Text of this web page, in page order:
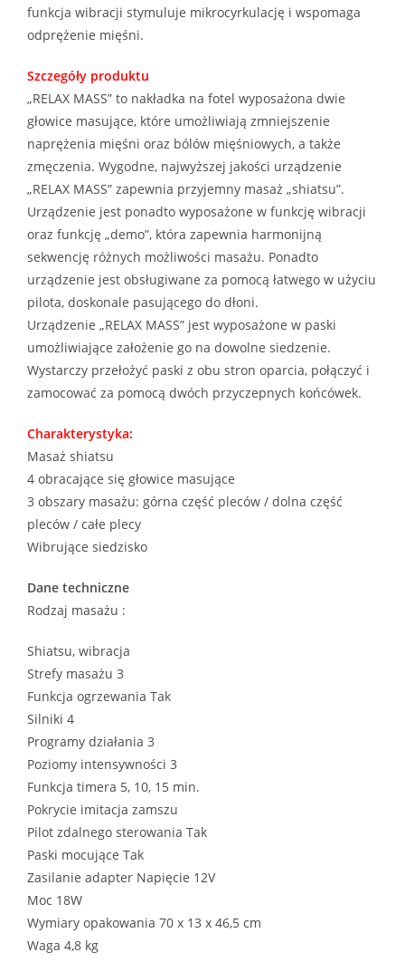
funkcja wibracji stymuluje mikrocyrkulację i wspomaga
odprężenie mięśni.
Szczegóły produktu
„RELAX MASS” to nakładka na fotel wyposażona dwie
głowice masujące, które umożliwiają zmniejszenie
naprężenia mięśni oraz bólów mięśniowych, a także
zmęczenia. Wygodne, najwyższej jakości urządzenie
„RELAX MASS” zapewnia przyjemny masaż „shiatsu”.
Urządzenie jest ponadto wyposażone w funkcję wibracji
oraz funkcję „demo”, która zapewnia harmonijną
sekwencję różnych możliwości masażu. Ponadto
urządzenie jest obsługiwane za pomocą łatwego w użyciu
pilota, doskonale pasującego do dłoni.
Urządzenie „RELAX MASS” jest wyposażone w paski
umożliwiające założenie go na dowolne siedzenie.
Wystarczy przełożyć paski z obu stron oparcia, połączyć i
zamocować za pomocą dwóch przyczepnych końcówek.
Charakterystyka:
Masaż shiatsu
4 obracające się głowice masujące
3 obszary masażu: górna część pleców / dolna część
pleców / całe plecy
Wibrujące siedzisko
Dane techniczne
Rodzaj masażu :
Shiatsu, wibracja
Strefy masażu 3
Funkcja ogrzewania Tak
Silniki 4
Programy działania 3
Poziomy intensywności 3
Funkcja timera 5, 10, 15 min.
Pokrycie imitacja zamszu
Pilot zdalnego sterowania Tak
Paski mocujące Tak
Zasilanie adapter Napięcie 12V
Moc 18W
Wymiary opakowania 70 x 13 x 46,5 cm
Waga 4,8 kg